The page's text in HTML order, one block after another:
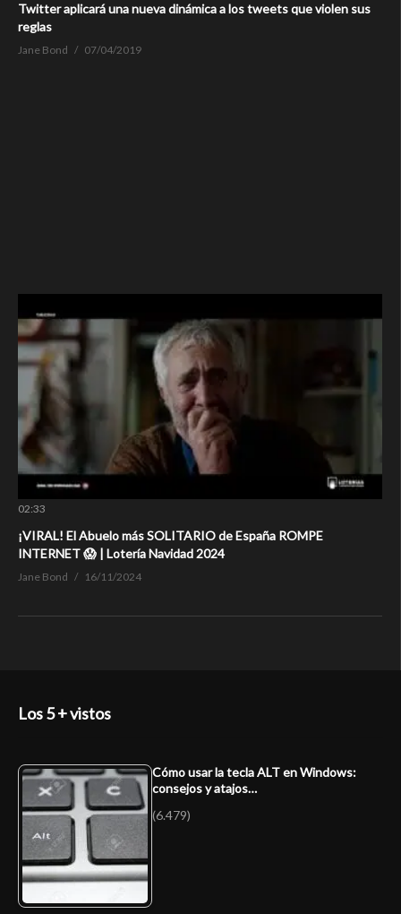
Twitter aplicará una nueva dinámica a los tweets que violen sus
reglas
Jane Bond 07/04/2019
02:33
¡VIRAL! El Abuelo más SOLITARIO de España ROMPE
INTERNET 😱 | Lotería Navidad 2024
Jane Bond 16/11/2024
Los 5 + vistos
Cómo usar la tecla ALT en Windows:
consejos y atajos…
(6.479)